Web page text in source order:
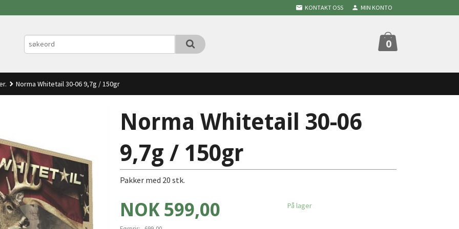
KONTAKT OSS MIN KONTO
0
Norma Whitetail 30-06 9,7g / 150gr
Norma Whitetail 30-06
9,7g / 150gr
Pakker med 20 stk.
Tilbud
NOK 599,00 På lager